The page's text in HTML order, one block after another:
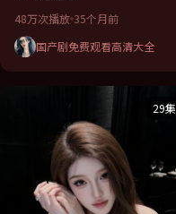
48万次播放 35个月前
国产剧免费观看高清大全
29集